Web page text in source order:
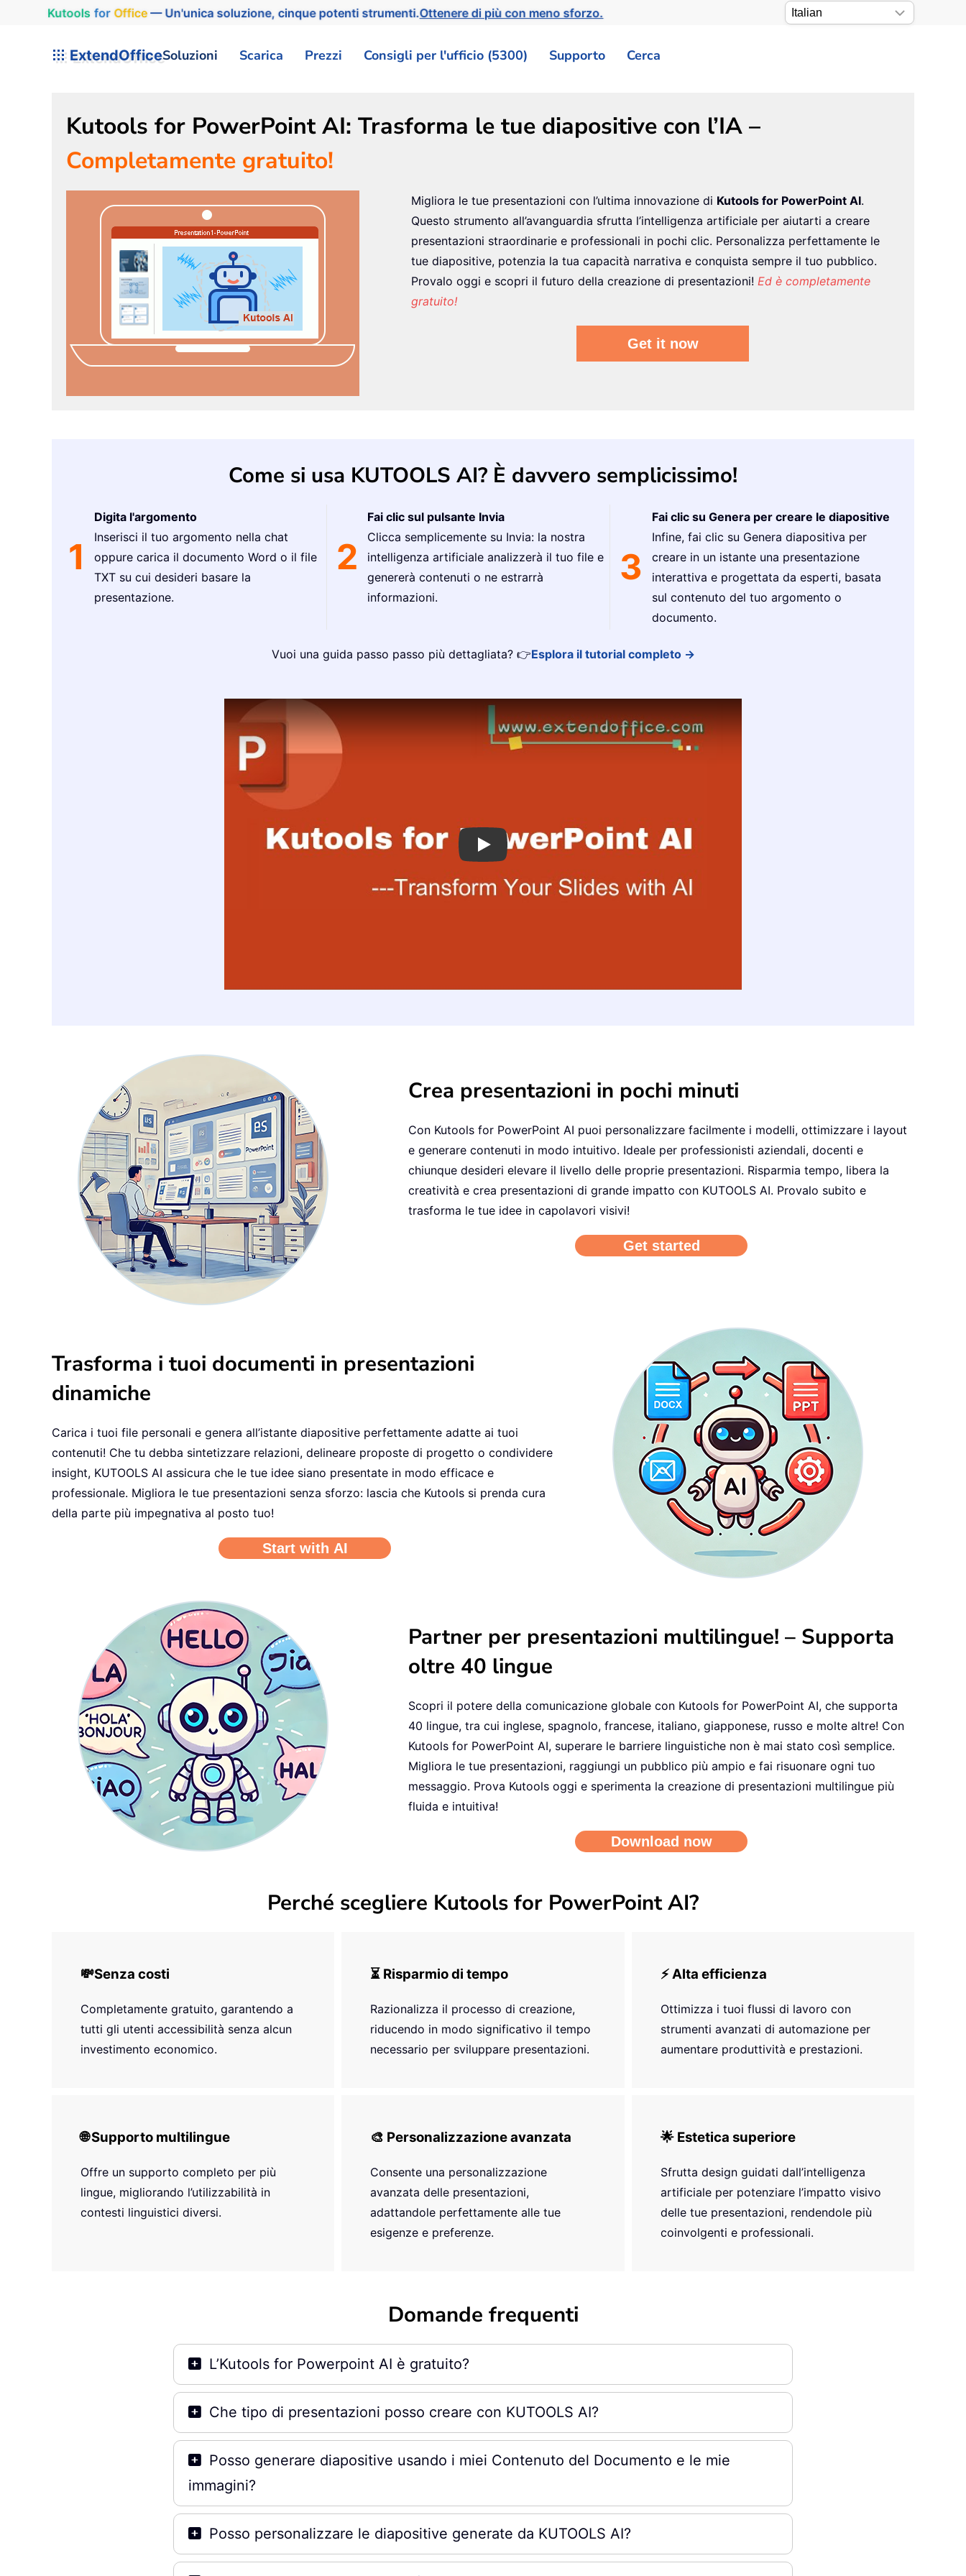
Kutools for Office— Un'unica soluzione, cinque potenti strumenti.Ottenere di più con meno sforzo.
ExtendOfficeSoluzioni Scarica Prezzi Consigli per l'ufficio (5300) Supporto Cerca
Kutools for PowerPoint AI: Trasforma le tue diapositive con l’IA –
Completamente gratuito!
Migliora le tue presentazioni con l’ultima innovazione di Kutools for PowerPoint AI.
Questo strumento all’avanguardia sfrutta l’intelligenza artificiale per aiutarti a creare
presentazioni straordinarie e professionali in pochi clic. Personalizza perfettamente le
tue diapositive, potenzia la tua capacità narrativa e conquista sempre il tuo pubblico.
Provalo oggi e scopri il futuro della creazione di presentazioni! Ed è completamente
gratuito!
Come si usa KUTOOLS AI? È davvero semplicissimo!
1
Digita l'argomento
Inserisci il tuo argomento nella chat
oppure carica il documento Word o il file
TXT su cui desideri basare la
presentazione.
2
Fai clic sul pulsante Invia
Clicca semplicemente su Invia: la nostra
intelligenza artificiale analizzerà il tuo file e
genererà contenuti o ne estrarrà
informazioni.
3
Fai clic su Genera per creare le diapositive
Infine, fai clic su Genera diapositiva per
creare in un istante una presentazione
interattiva e progettata da esperti, basata
sul contenuto del tuo argomento o
documento.
Vuoi una guida passo passo più dettagliata? 👉Esplora il tutorial completo →
Play
Crea presentazioni in pochi minuti
Con Kutools for PowerPoint AI puoi personalizzare facilmente i modelli, ottimizzare i layout
e generare contenuti in modo intuitivo. Ideale per professionisti aziendali, docenti e
chiunque desideri elevare il livello delle proprie presentazioni. Risparmia tempo, libera la
creatività e crea presentazioni di grande impatto con KUTOOLS AI. Provalo subito e
trasforma le tue idee in capolavori visivi!
Trasforma i tuoi documenti in presentazioni
dinamiche
Carica i tuoi file personali e genera all’istante diapositive perfettamente adatte ai tuoi
contenuti! Che tu debba sintetizzare relazioni, delineare proposte di progetto o condividere
insight, KUTOOLS AI assicura che le tue idee siano presentate in modo efficace e
professionale. Migliora le tue presentazioni senza sforzo: lascia che Kutools si prenda cura
della parte più impegnativa al posto tuo!
Partner per presentazioni multilingue! – Supporta
oltre 40 lingue
Scopri il potere della comunicazione globale con Kutools for PowerPoint AI, che supporta
40 lingue, tra cui inglese, spagnolo, francese, italiano, giapponese, russo e molte altre! Con
Kutools for PowerPoint AI, superare le barriere linguistiche non è mai stato così semplice.
Migliora le tue presentazioni, raggiungi un pubblico più ampio e fai risuonare ogni tuo
messaggio. Prova Kutools oggi e sperimenta la creazione di presentazioni multilingue più
fluida e intuitiva!
Perché scegliere Kutools for PowerPoint AI?
💸Senza costi
Completamente gratuito, garantendo a
tutti gli utenti accessibilità senza alcun
investimento economico.
⏳ Risparmio di tempo
Razionalizza il processo di creazione,
riducendo in modo significativo il tempo
necessario per sviluppare presentazioni.
⚡ Alta efficienza
Ottimizza i tuoi flussi di lavoro con
strumenti avanzati di automazione per
aumentare produttività e prestazioni.
🌐 Supporto multilingue
Offre un supporto completo per più
lingue, migliorando l’utilizzabilità in
contesti linguistici diversi.
🎨 Personalizzazione avanzata
Consente una personalizzazione
avanzata delle presentazioni,
adattandole perfettamente alle tue
esigenze e preferenze.
🌟 Estetica superiore
Sfrutta design guidati dall’intelligenza
artificiale per potenziare l’impatto visivo
delle tue presentazioni, rendendole più
coinvolgenti e professionali.
Domande frequenti
L’Kutools for Powerpoint AI è gratuito?
Che tipo di presentazioni posso creare con KUTOOLS AI?
Posso generare diapositive usando i miei Contenuto del Documento e le mie
immagini?
Posso personalizzare le diapositive generate da KUTOOLS AI?